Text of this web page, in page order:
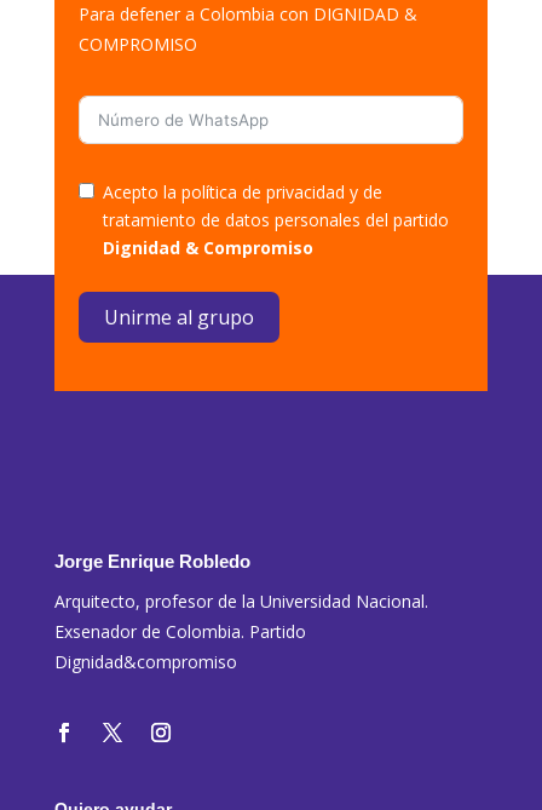
Para defener a Colombia con DIGNIDAD &
COMPROMISO
Acepto la política de privacidad y de
tratamiento de datos personales del partido
Dignidad & Compromiso
Unirme al grupo
Jorge Enrique Robledo
Arquitecto, profesor de la Universidad Nacional.
Exsenador de Colombia. Partido
Dignidad&compromiso